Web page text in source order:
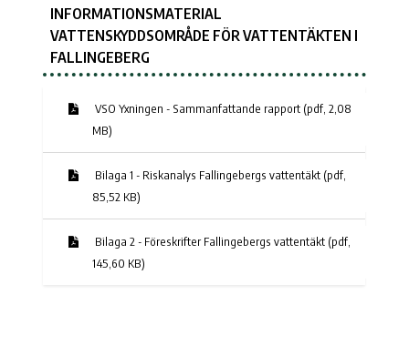
INFORMATIONSMATERIAL
VATTENSKYDDSOMRÅDE FÖR VATTENTÄKTEN I
FALLINGEBERG
VSO Yxningen - Sammanfattande rapport (pdf, 2,08
MB)
Bilaga 1 - Riskanalys Fallingebergs vattentäkt (pdf,
85,52 KB)
Bilaga 2 - Föreskrifter Fallingebergs vattentäkt (pdf,
145,60 KB)